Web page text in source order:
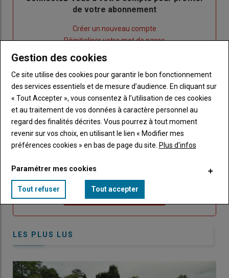
de votre abonnement
"Créer
nouveau
compte"
Créer un nouveau compte
Lien
"Réinitialiser
votre
mot
de
passe"
Réinitialiser votre mot de passe
Lien
"Je
me
connecte"
Sous-
Vous n'êtes pas abonné(e)
TITRE CRÉEZ UN COMPTE
compte pour accéder à tout Caracterres.
Lien Créez un compte
LES PLUS LUS
Gestion des cookies
Ce site utilise des cookies pour garantir le bon fonctionnement
des services essentiels et de mesure d’audience. En cliquant sur
« Tout Accepter », vous consentez à l’utilisation de ces cookies
et au traitement de vos données à caractère personnel au
regard des finalités décrites. Vous pourrez à tout moment
revenir sur vos choix, en utilisant le lien « Modifier mes
préférences cookies » en bas de page du site. Plus d'infos
Paramétrer mes cookies
Tout refuser Tout accepter